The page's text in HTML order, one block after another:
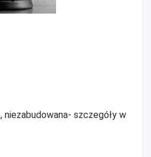
niezabudowana- szczegóły w